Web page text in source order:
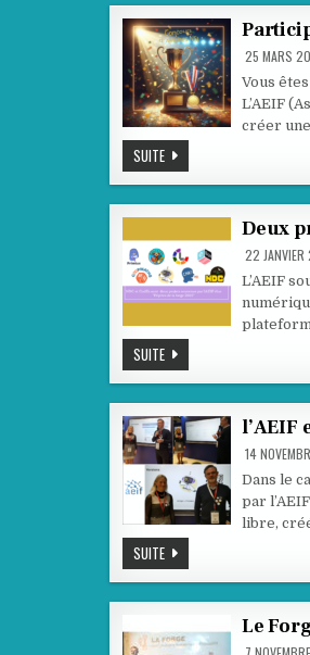
DU
CODE
SUR
25 MARS
Vous
L’AEIF
créer
SUITEPARTICIPEZ
AU
CONCOURS
NSI
Deux
22
L’AEIF
SUITEDEUX
PROJETS
SOUTENUS
L’AEIF
ÉLUS
« PÉPITES
DE
LA
FORGE
2025 »
l’AEIF
14
Dans le
par
libre,
SUITEL’AEIF
ET
CODEX
EDUCATECH
Le